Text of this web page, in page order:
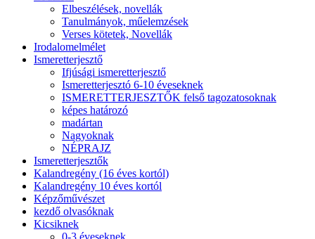
Elbeszélések, novellák
Tanulmányok, műelemzések
Verses kötetek, Novellák
Irodalomelmélet
Ismeretterjesztő
Ifjúsági ismeretterjesztő
Ismeretterjesztó 6-10 éveseknek
ISMERETTERJESZTŐK felső tagozatosoknak
képes határozó
madártan
Nagyoknak
NÉPRAJZ
Ismeretterjesztők
Kalandregény (16 éves kortól)
Kalandregény 10 éves kortól
Képzőművészet
kezdő olvasóknak
Kicsiknek